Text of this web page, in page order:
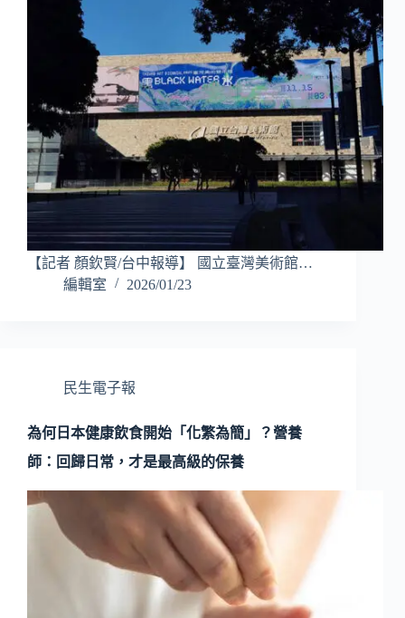
【記者 顏欽賢/台中報導】 國立臺灣美術館…
編輯室
2026/01/23
民生電子報
為何日本健康飲食開始「化繁為簡」？營養
師：回歸日常，才是最高級的保養